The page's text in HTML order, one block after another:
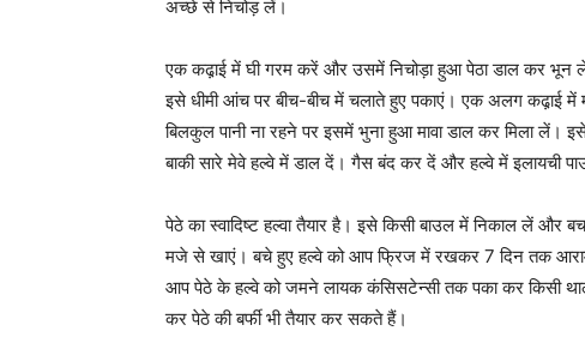
अच्छे से निचोड़ लें।
एक कढ़ा़ई में घी गरम करें और उसमें निचोड़ा हुआ पेठा डाल कर
इसे धीमी आंच पर बीच-बीच में चलाते हुए पकाएं। एक अलग कढ़ा़ई में
बिलकुल पानी ना रहने पर इसमें भुना हुआ मावा डाल कर मिला
बाकी सारे मेवे हल्वे में डाल दें। गैस बंद कर दें और हल्वे में इलायची
पेठे का स्वादिष्ट हल्वा तैयार है। इसे किसी बाउल में निकाल लें और
मजे से खाएं। बचे हुए हल्वे को आप फ्रिज में रखकर 7 दिन तक
आप पेठे के हल्वे को जमने लायक कंसिसटेन्सी तक पका कर किसी
कर पेठे की बर्फी भी तैयार कर सकते हैं।